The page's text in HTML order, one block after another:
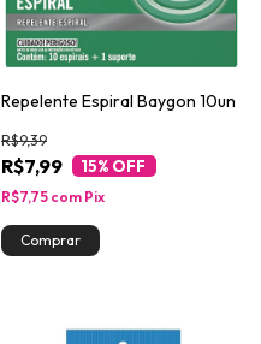
Repelente Espiral Baygon 10un
R$7,99
R$9,39
15% OFF
R$7,75 com Pix